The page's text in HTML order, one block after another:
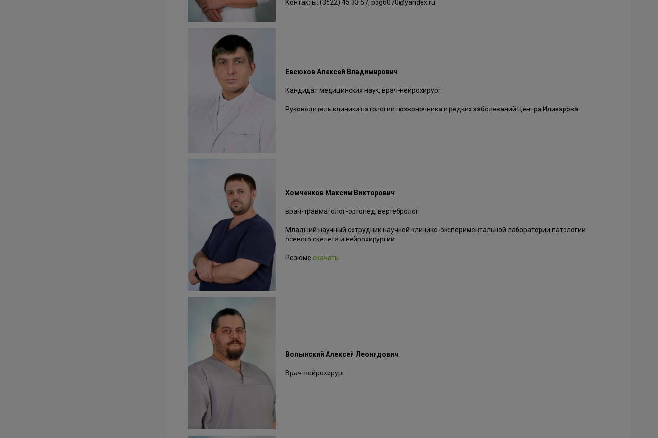
Контакты: (3522) 45 33 57, pog6070@yandex.ru
Евсюков Алексей Владимирович
Кандидат медицинских наук, врач-нейрохирург.
Руководитель клиники патологии позвоночника и редких заболеваний Центра Илизарова
Хомченков Максим Викторович
врач-травматолог-ортопед, вертебролог
Младший научный сотрудник научной клинико-экспериментальной лаборатории патологии
осевого скелета и нейрохирургии
Резюме скачать
Волынский Алексей Леонидович
Врач-нейрохирург